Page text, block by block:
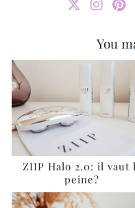
You
ZIIP Halo 2.0: il vaut
peine?